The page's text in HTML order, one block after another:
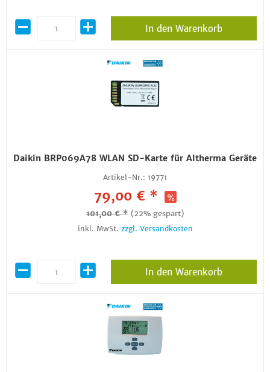
In den Warenkorb
Daikin BRP069A78 WLAN SD-Karte für Altherma Geräte
Artikel-Nr.: 19771
79,00 € *
101,00 € * (22% gespart)
inkl. MwSt. zzgl. Versandkosten
In den Warenkorb